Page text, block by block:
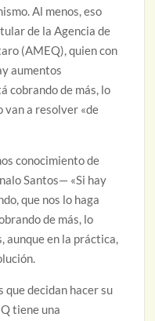
Al menos, eso
de la Agencia de
(AMEQ), quien con
aumentos
cobrando de más, lo
van a resolver «de
conocimiento de
Santos— «Si hay
que nos lo haga
de más, lo
aunque en la práctica,
decidan hacer su
tiene una